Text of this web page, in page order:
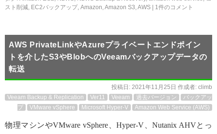
スト削減, EC2バックアップ, Amazon,Amazon S3,AWS 1件のコメント
AWS PrivateLinkやAzureプライベートエンドポイン
トを介したS3やBlobへのVeeamバックアップデータの
転送
投稿日: 2021年11月25日 作成者: climb
Veeam Backup & Replication
Ver11 Veeam 過去バージョン
バックアッ
プ
VMware vSphere Microsoft Hyper-V Amazon Web Service (AWS)
物理マシンやVMware vSphere、Hyper-V、Nutanix AHVとっ